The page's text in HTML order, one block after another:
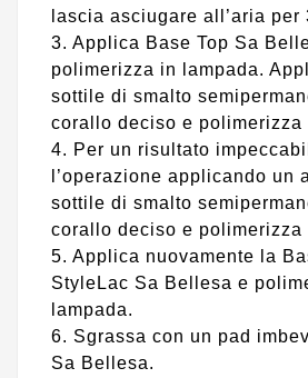
lascia asciugare all’aria per
3. Applica Base Top Sa
polimerizza in lampada.
sottile di smalto
corallo deciso e polimerizza
4. Per un risultato
l’operazione applicando un
sottile di smalto
corallo deciso e polimerizza
5. Applica nuovamente la
StyleLac Sa Bellesa e
lampada.
6. Sgrassa con un pad
Sa Bellesa.